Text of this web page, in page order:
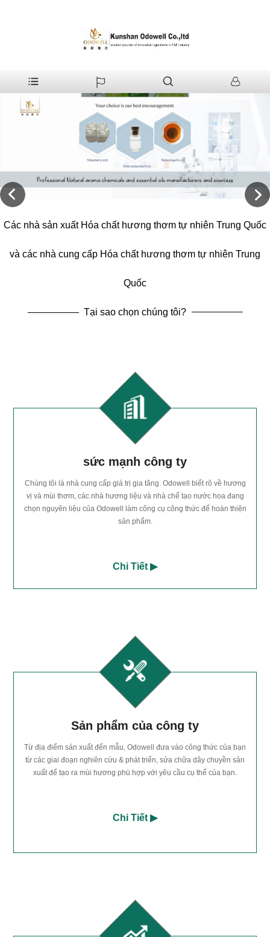
Các nhà sản xuất Hóa chất hương thơm tự nhiên Trung Quốc
và các nhà cung cấp Hóa chất hương thơm tự nhiên Trung
Quốc
Tại sao chọn chúng tôi?
sức mạnh công ty
Chúng tôi là nhà cung cấp giá trị gia tăng. Odowell biết rõ về hương
vị và mùi thơm, các nhà hương liệu và nhà chế tạo nước hoa đang
chọn nguyên liệu của Odowell làm công cụ công thức để hoàn thiện
sản phẩm.
Chi Tiết ▶
Sản phẩm của công ty
Từ địa điểm sản xuất đến mẫu, Odowell đưa vào công thức của bạn
từ các giai đoạn nghiên cứu & phát triển, sửa chữa dây chuyền sản
xuất để tạo ra mùi hương phù hợp với yêu cầu cụ thể của bạn.
Chi Tiết ▶